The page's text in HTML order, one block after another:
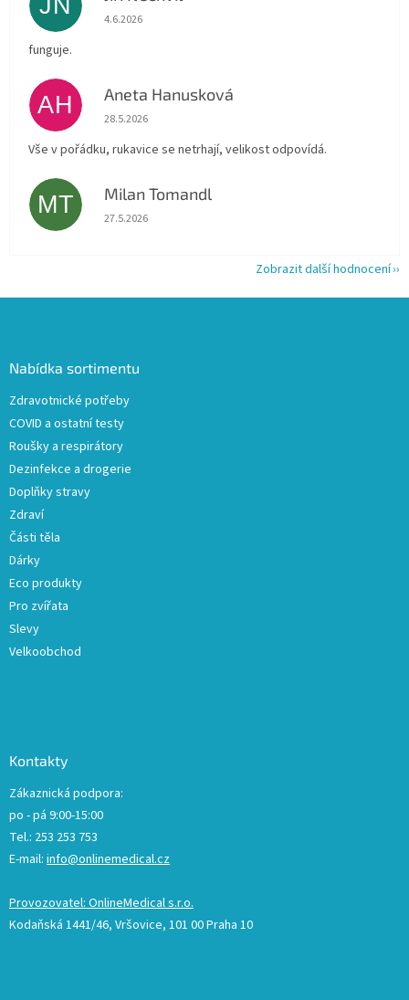
JN Hodnocení obchodu je 5 z 5 hvězdiček.
4.6.2026
funguje.
AH Aneta Hanusková
Hodnocení obchodu je 5 z 5 hvězdiček.
28.5.2026
Vše v pořádku, rukavice se netrhají, velikost odpovídá.
MT Milan Tomandl
Hodnocení obchodu je 5 z 5 hvězdiček.
27.5.2026
Zobrazit další hodnocení
Nabídka sortimentu
Zdravotnické potřeby
COVID a ostatní testy
Roušky a respirátory
Dezinfekce a drogerie
Doplňky stravy
Zdraví
Části těla
Dárky
Eco produkty
Pro zvířata
Slevy
Velkoobchod
Kontakty
Zákaznická podpora:
po - pá 9:00-15:00
Tel.: 253 253 753
E-mail: info@onlinemedical.cz
Provozovatel: OnlineMedical s.r.o.
Kodaňská 1441/46, Vršovice, 101 00 Praha 10